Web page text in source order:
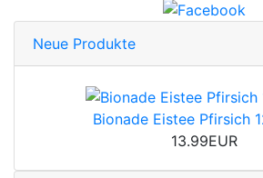
Neue Produkte
Bionade Eistee Pfirsich
13.99EUR